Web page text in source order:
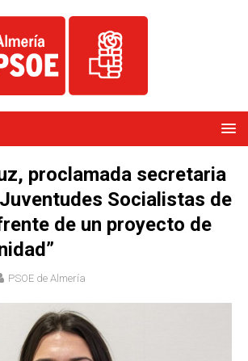
proclamada secretaria
Socialistas de
de un proyecto de
PSOE de Almería